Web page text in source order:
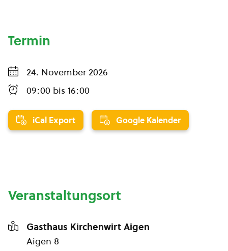
Termin
24. November 2026
09:00 bis 16:00
iCal Export Google Kalender
Veranstaltungsort
Gasthaus Kirchenwirt Aigen
Aigen 8